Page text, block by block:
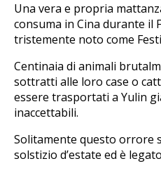
Una vera e propria
consuma in Cina durante il
tristemente noto come
Centinaia di animali
sottratti alle loro case o
essere trasportati a Yulin
inaccettabili.
Solitamente questo orrore
solstizio d’estate ed è